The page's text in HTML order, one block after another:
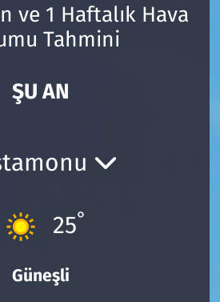
ve 1 Haftalık Hava
Tahmini
ŞU AN
25°
Güneşli